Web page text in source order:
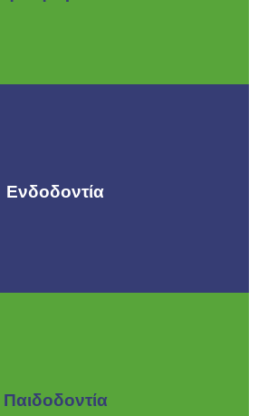
Ενδοδοντία
Παιδοδοντία